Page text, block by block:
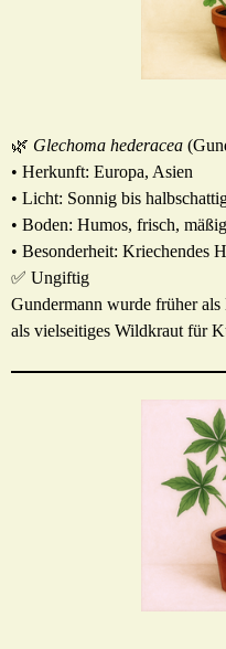
🌿 Glechoma hederacea
• Herkunft: Europa, Asien
• Licht: Sonnig bis
• Boden: Humos, frisch,
• Besonderheit: Kriechendes
✅ Ungiftig
Gundermann wurde früher
als vielseitiges Wildkraut für